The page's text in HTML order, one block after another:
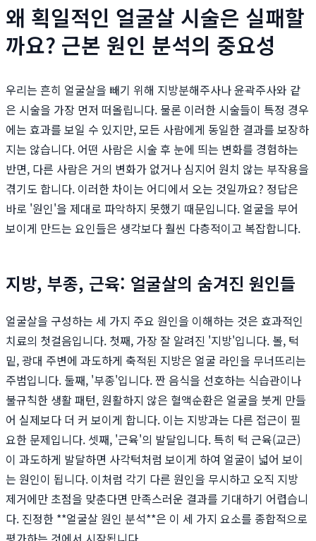
왜 획일적인 얼굴살 시술은 실패할
까요? 근본 원인 분석의 중요성
우리는 흔히 얼굴살을 빼기 위해 지방분해주사나 윤곽주사와 같
은 시술을 가장 먼저 떠올립니다. 물론 이러한 시술들이 특정 경우
에는 효과를 보일 수 있지만, 모든 사람에게 동일한 결과를 보장하
지는 않습니다. 어떤 사람은 시술 후 눈에 띄는 변화를 경험하는
반면, 다른 사람은 거의 변화가 없거나 심지어 원치 않는 부작용을
겪기도 합니다. 이러한 차이는 어디에서 오는 것일까요? 정답은
바로 '원인'을 제대로 파악하지 못했기 때문입니다. 얼굴을 부어
보이게 만드는 요인들은 생각보다 훨씬 다층적이고 복잡합니다.
지방, 부종, 근육: 얼굴살의 숨겨진 원인들
얼굴살을 구성하는 세 가지 주요 원인을 이해하는 것은 효과적인
치료의 첫걸음입니다. 첫째, 가장 잘 알려진 '지방'입니다. 볼, 턱
밑, 광대 주변에 과도하게 축적된 지방은 얼굴 라인을 무너뜨리는
주범입니다. 둘째, '부종'입니다. 짠 음식을 선호하는 식습관이나
불규칙한 생활 패턴, 원활하지 않은 혈액순환은 얼굴을 붓게 만들
어 실제보다 더 커 보이게 합니다. 이는 지방과는 다른 접근이 필
요한 문제입니다. 셋째, '근육'의 발달입니다. 특히 턱 근육(교근)
이 과도하게 발달하면 사각턱처럼 보이게 하여 얼굴이 넓어 보이
는 원인이 됩니다. 이처럼 각기 다른 원인을 무시하고 오직 지방
제거에만 초점을 맞춘다면 만족스러운 결과를 기대하기 어렵습니
다. 진정한 **얼굴살 원인 분석**은 이 세 가지 요소를 종합적으로